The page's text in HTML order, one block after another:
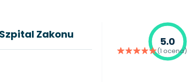
Zakonu
5.0
(1 ocena)